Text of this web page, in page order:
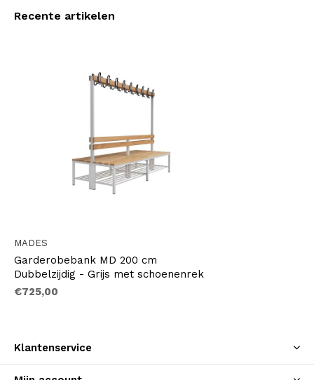
Recente artikelen
MADES
Garderobebank MD 200 cm
Dubbelzijdig - Grijs met schoenenrek
€725,00
Klantenservice